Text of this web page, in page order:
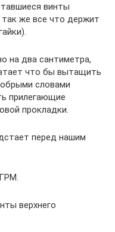
винты
же все что держит
на два сантиметра,
что бы вытащить
словами
прилегающие
прокладки.
перед нашим
верхнего